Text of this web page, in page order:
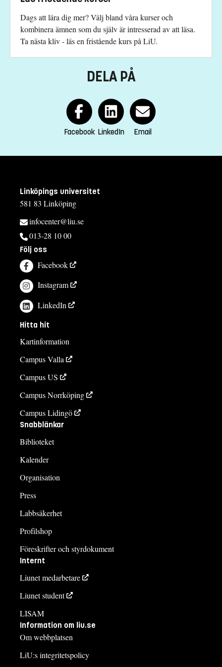
Studieavgift
16600 kr - OBS! Gäller bara studenter utanför EU/EES och
Schweiz.
Har du frågor om kursen, kontakta oss.
Jan-Åke Larsson
jan-ake.larsson@liu.se
+4613281468
Kursplan
Dags att lära dig mer? Välj bland våra kurser och
kombinera ämnen som du själv är intresserad av att läsa.
Ta nästa kliv - läs en fristående kurs på LiU.
DELA PÅ
Facebook LinkedIn Email
Linköpings universitet
581 83 Linköping
infocenter@liu.se
013-28 10 00
Följ oss
Facebook
Instagram
LinkedIn
Hitta hit
Kartinformation
Campus Valla
Campus US
Campus Norrköping
Campus Lidingö
Snabblänkar
Biblioteket
Kalender
Organisation
Press
Labbsäkerhet
Profilshop
Föreskrifter och styrdokument
Internt
Liunet medarbetare
Liunet student
LISAM
Information om liu.se
Om webbplatsen
LiU:s integritetspolicy